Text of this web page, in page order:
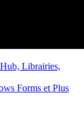
Librairies,
Forms et Plus